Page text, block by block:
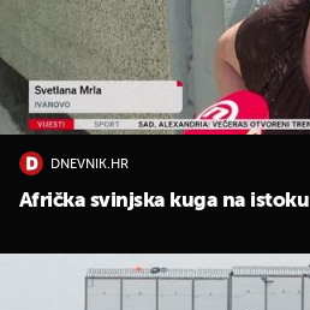
DNEVNIK.HR
Afrička svinjska kuga na istoku